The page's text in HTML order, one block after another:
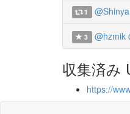
1
3 @hzmik
収集済み
https://